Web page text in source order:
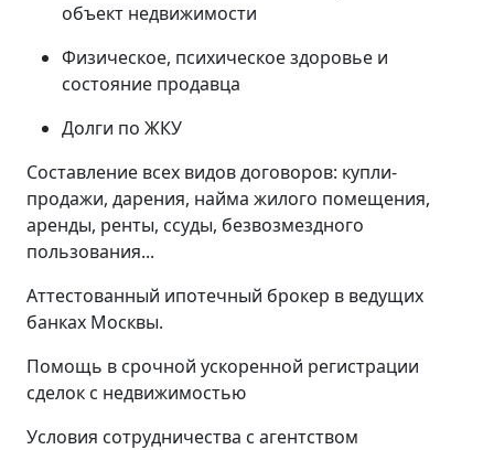
объект недвижимости
Физическое, психическое здоровье и
состояние продавца
Долги по ЖКУ
Составление всех видов договоров: купли-
продажи, дарения, найма жилого помещения,
аренды, ренты, ссуды, безвозмездного
пользования...
Аттестованный ипотечный брокер в ведущих
банках Москвы.
Помощь в срочной ускоренной регистрации
сделок с недвижимостью
Условия сотрудничества с агентством